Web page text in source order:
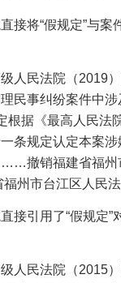
接将“假规定”与
人民法院（2019
民事纠纷案件中
据《最高人民法
条规定认定本案
撤销福建省福州
州市台江区人民法
接引用了“假规定”
人民法院（2015